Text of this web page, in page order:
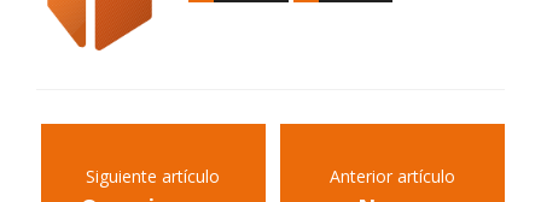
Siguiente artículo Anterior artículo